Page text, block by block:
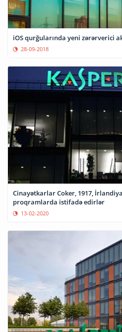
iOS qurğularında yeni zərərverici
28-09-2018
Cinayətkarlar Coker, 1917,
proqramlarda istifadə edirlər
13-02-2020